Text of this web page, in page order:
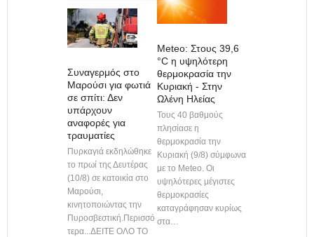
Συναγερμός στο
Μαρούσι για φωτιά
σε σπίτι: Δεν
υπάρχουν
αναφορές για
τραυματίες
Πυρκαγιά εκδηλώθηκε
το πρωί της Δευτέρας
(10/8) σε κατοικία στο
Μαρούσι,
κινητοποιώντας την
Πυροσβεστική.Περισσό
τερα...ΔΕΙΤΕ ΟΛΟ ΤΟ
Meteo: Στους 39,6
°C η υψηλότερη
θερμοκρασία την
Κυριακή - Στην
Ωλένη Ηλείας
Τους 40 βαθμούς
πλησίασε η
θερμοκρασία την
Κυριακή (9/8) σύμφωνα
με το Meteo. Oι
υψηλότερες μέγιστες
θερμοκρασίες
καταγράφησαν κυρίως
στα…